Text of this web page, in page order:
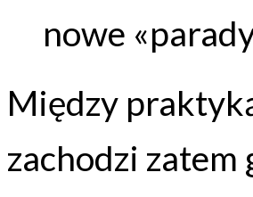
nowe
Między
zachodzi zatem